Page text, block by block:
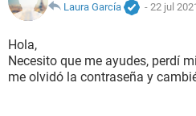
Laura García
- 22 jul
Hola,
Necesito que me ayudes, perdí
me olvidó la contraseña y